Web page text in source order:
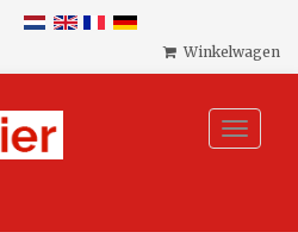
Winkelwagen
Toggle